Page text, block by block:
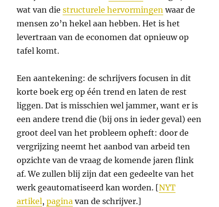
wat van diestructurele hervormingen waar de
mensen zo’n hekel aan hebben. Het is het
levertraan van de economen dat opnieuw op
tafel komt.
Een aantekening: de schrijvers focusen in dit
korte boek erg op één trend en laten de rest
liggen. Dat is misschien wel jammer, want er is
een andere trend die (bij ons in ieder geval) een
groot deel van het probleem opheft: door de
vergrijzing neemt het aanbod van arbeid ten
opzichte van de vraag de komende jaren flink
af. We zullen blij zijn dat een gedeelte van het
werk geautomatiseerd kan worden. [NYT
artikel,pagina van de schrijver.]